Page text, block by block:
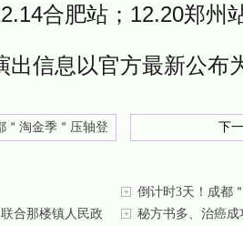
合肥站；12.20郑州
出信息以官方最新公布
＂淘金季＂压轴登
下
倒计时3天！成都
合那楼镇人民政
秘方书多、治癌